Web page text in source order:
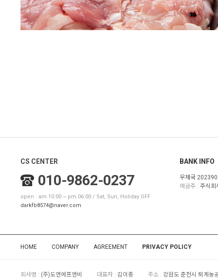
CS CENTER
010-9862-0237
open : am 10:00 ~ pm 06:00 / Sat, Sun, Holiday OFF
darkfb8574@naver.com
BANK INFO
우체국
예금주 : 주식회
HOME COMPANY AGREEMENT PRIVACY POLICY
회사명 : (주)도연에프앤비 대표자 : 김이종 주소 : 강원도 춘천시 퇴계농